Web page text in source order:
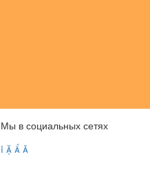
Мы в социальных сетях
   